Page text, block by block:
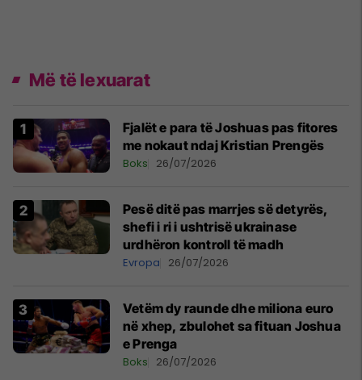
Më të lexuarat
Fjalët e para të Joshuas pas fitores
me nokaut ndaj Kristian Prengës
Boks 26/07/2026
Pesë ditë pas marrjes së detyrës,
shefi i ri i ushtrisë ukrainase
urdhëron kontroll të madh
Evropa 26/07/2026
Vetëm dy raunde dhe miliona euro
në xhep, zbulohet sa fituan Joshua
e Prenga
Boks 26/07/2026